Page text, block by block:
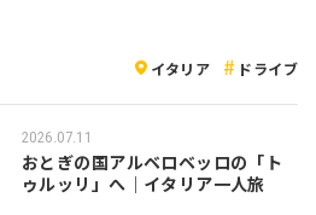
イタリア ドライブ
2026.07.11
おとぎの国アルベロベッロの「ト
ゥルッリ」へ｜イタリア一人旅